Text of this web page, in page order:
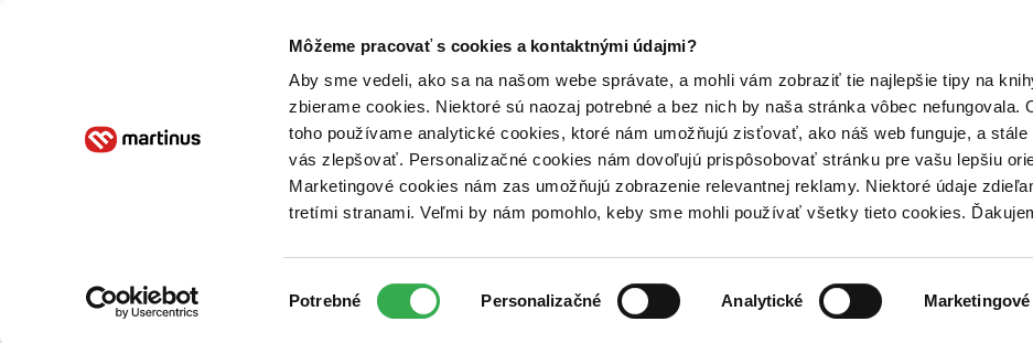
Môžeme pracovať s cookies a kontaktnými údajmi?
Aby sme vedeli, ako sa na našom webe správate, a mohli vám zobraziť tie najlepšie tipy na
zbierame cookies. Niektoré sú naozaj potrebné a bez nich by naša stránka vôbec nefungovala.
toho používame analytické cookies, ktoré nám umožňujú zisťovať, ako náš web funguje, a stále
vás zlepšovať. Personalizačné cookies nám dovoľujú prispôsobovať stránku pre vašu lepšiu
Marketingové cookies nám zas umožňujú zobrazenie relevantnej reklamy. Niektoré údaje
tretími stranami. Veľmi by nám pomohlo, keby sme mohli používať všetky tieto cookies.
súhlasu
Potrebné Personalizačné Analytické Marketingové
Poukážky Kontakt